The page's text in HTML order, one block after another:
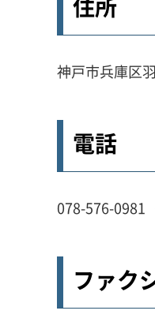
住所
神戸市兵庫区
電話
078-576-0981
ファク